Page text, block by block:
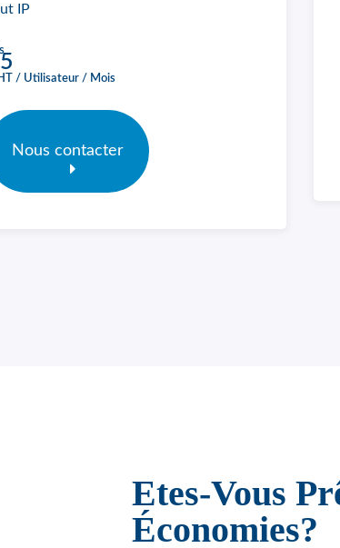
IP
/ Utilisateur / Mois
Nous contacter
Etes-Vous
Économies?